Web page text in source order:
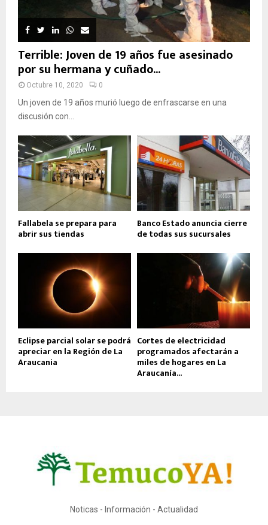
Terrible: Joven de 19 años fue asesinado
por su hermana y cuñado...
Octubre 10, 2020 0
Un joven de 19 años murió luego de enfrascarse en una
discusión con...
Fallabela se prepara para
abrir sus tiendas
Banco Estado anuncia cierre
de todas sus sucursales
Eclipse parcial solar se podrá
apreciar en la Región de La
Araucania
Cortes de electricidad
programados afectarán a
miles de hogares en La
Araucanía...
Noticas - Información - Actualidad